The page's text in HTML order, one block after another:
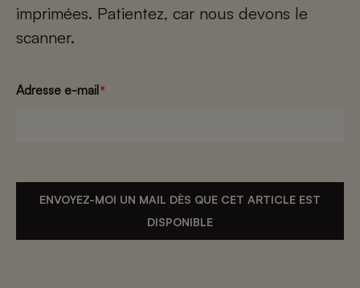
imprimées. Patientez, car nous devons le
scanner.
Adresse e-mail*
ENVOYEZ-MOI UN MAIL DÈS QUE CET ARTICLE EST
DISPONIBLE